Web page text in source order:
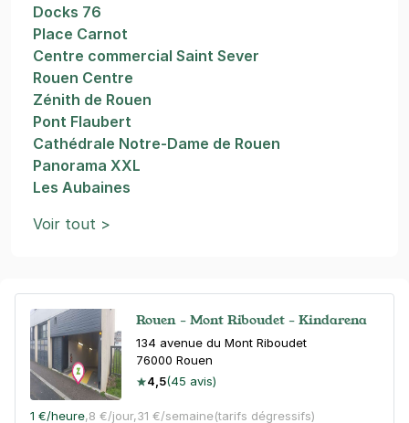
Rouen - Mont Riboudet - Kindarena
134 avenue du Mont Riboudet
76000 Rouen
4,5(45 avis)
1 €/heure,8 €/jour,31 €/semaine(tarifs dégressifs)
Docks 76
Place Carnot
Centre commercial Saint Sever
Rouen Centre
Zénith de Rouen
Pont Flaubert
Cathédrale Notre-Dame de Rouen
Panorama XXL
Les Aubaines
Voir tout >